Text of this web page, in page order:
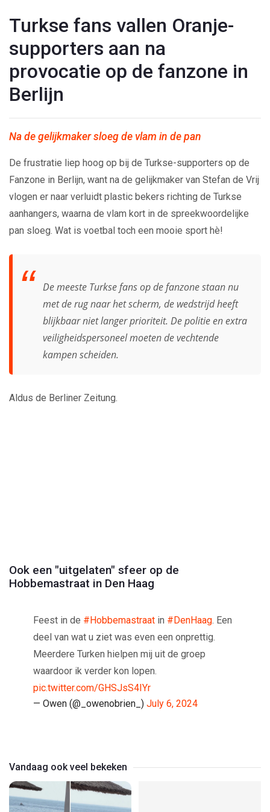
Turkse fans vallen Oranje-
supporters aan na
provocatie op de fanzone in
Berlijn
Na de gelijkmaker sloeg de vlam in de pan
De frustratie liep hoog op bij de Turkse-supporters op de
Fanzone in Berlijn, want na de gelijkmaker van Stefan de Vrij
vlogen er naar verluidt plastic bekers richting de Turkse
aanhangers, waarna de vlam kort in de spreekwoordelijke
pan sloeg. Wat is voetbal toch een mooie sport hè!
De meeste Turkse fans op de fanzone staan ​​nu
met de rug naar het scherm, de wedstrijd heeft
blijkbaar niet langer prioriteit. De politie en extra
veiligheidspersoneel moeten de vechtende
kampen scheiden.
Aldus de Berliner Zeitung.
Ook een "uitgelaten" sfeer op de
Hobbemastraat in Den Haag
Feest in de #Hobbemastraat in #DenHaag. Een
deel van wat u ziet was even een onprettig.
Meerdere Turken hielpen mij uit de groep
waardoor ik verder kon lopen.
pic.twitter.com/GHSJsS4IYr
— Owen (@_owenobrien_) July 6, 2024
Vandaag ook veel bekeken